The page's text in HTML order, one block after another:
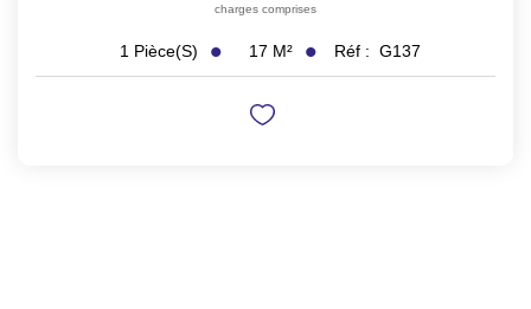
charges comprises
1 Pièce(s) 17 M² Réf : G137